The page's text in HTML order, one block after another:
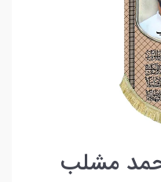
مشلب